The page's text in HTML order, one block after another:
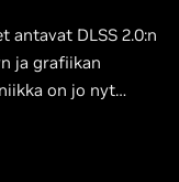
antavat DLSS 2.0:n
ja grafiikan
on jo nyt